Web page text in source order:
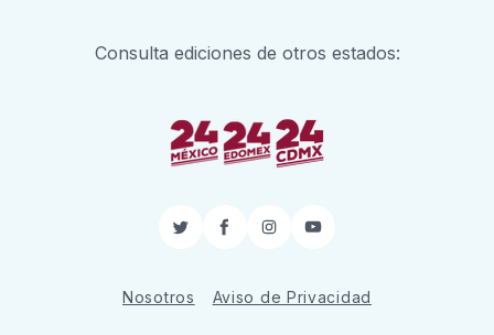
Consulta ediciones de otros estados:
TwitterFacebook
InstagramYouTube
Nosotros Aviso de Privacidad